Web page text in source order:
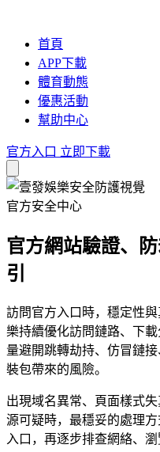
首頁
APP下載
體育動態
優惠活動
幫助中心
官方入口 立即下載
官方安全中心
官方網站驗證、
引
訪問官方入口時，穩定性
樂持續優化訪問鏈路、下
量避開跳轉劫持、仿冒鏈
裝包帶來的風險。
出現域名異常、頁面樣式
源可疑時，最穩妥的處理
入口，再逐步排查網絡、